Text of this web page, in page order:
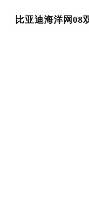
比亚迪海洋网08